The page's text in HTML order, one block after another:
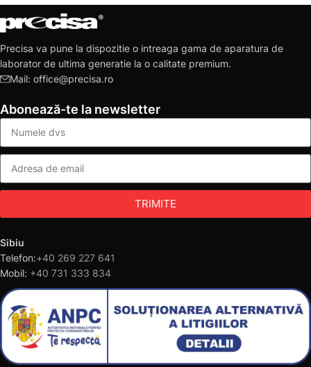
Precisa va pune la dispozitie o intreaga gama de aparatura de
laborator de ultima generatie la o calitate premium.
Mail: office@precisa.ro
Abonează-te la newsletter
TRIMITE
Sibiu
Telefon:+40 269 227 641
Mobil: +40 731 333 834